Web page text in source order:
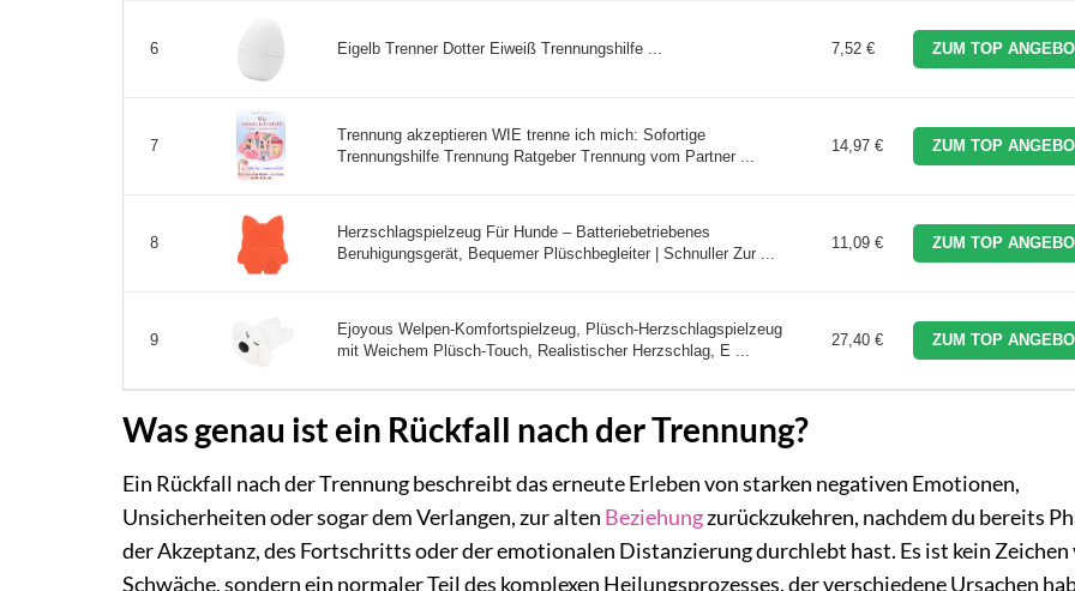
6 Eigelb Trenner Dotter Eiweiß Trennungshilfe ... 7,52 € ZUM TOP
7
Trennung akzeptieren WIE trenne ich mich: Sofortige
Trennungshilfe Trennung Ratgeber Trennung vom Partner ...
14,97 € ZUM TOP
8
Herzschlagspielzeug Für Hunde – Batteriebetriebenes
Beruhigungsgerät, Bequemer Plüschbegleiter | Schnuller Zur ...
11,09 € ZUM TOP
9
Ejoyous Welpen-Komfortspielzeug, Plüsch-Herzschlagspielzeug
mit Weichem Plüsch-Touch, Realistischer Herzschlag, E ...
27,40 € ZUM TOP
Was genau ist ein Rückfall nach der Trennung?
Ein Rückfall nach der Trennung beschreibt das erneute Erleben von starken negativen Emotionen,
Unsicherheiten oder sogar dem Verlangen, zur alten Beziehungzurückzukehren, nachdem du bereits
der Akzeptanz, des Fortschritts oder der emotionalen Distanzierung durchlebt hast. Es ist kein Zeichen
Schwäche, sondern ein normaler Teil des komplexen Heilungsprozesses, der verschiedene Ursachen